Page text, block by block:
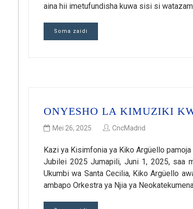
aina hii imetufundisha kuwa sisi si
Soma zaidi
ONYESHO LA KIMUZIKI
Mei 26, 2025 CncMadrid
Kazi ya Kisimfonia ya Kiko Argüello
Jubilei 2025 Jumapili, Juni 1, 2025, saa
Ukumbi wa Santa Cecilia, Kiko Argüello
ambapo Orkestra ya Njia ya